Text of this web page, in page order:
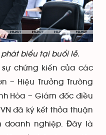
phát biểu tại buổi lễ.
chứng kiến của các
– Hiệu Trưởng Trường
Hòa – Giám đốc điều
đã ký kết thỏa thuận
doanh nghiệp. Đây là